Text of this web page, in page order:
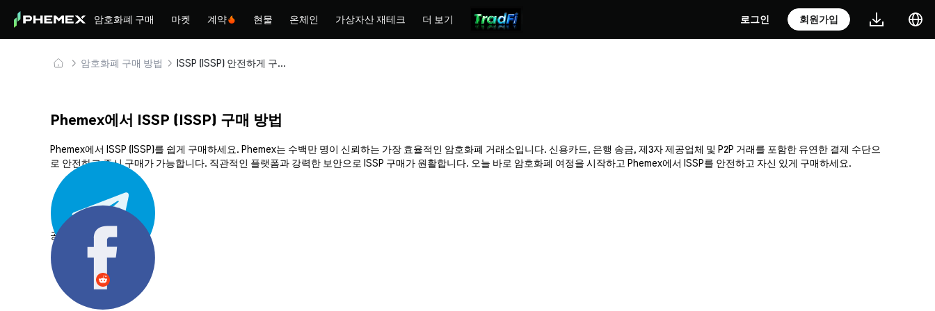
암호화폐 구매 마켓 계약 현물 온체인 가상자산 재테크 더 보기 로그인 회원가입
암호화폐 구매 방법 ISSP (ISSP) 안전하게 구매 및 보관
Phemex에서 ISSP (ISSP) 구매 방법
Phemex에서 ISSP (ISSP)를 쉽게 구매하세요. Phemex는 수백만 명이 신뢰하는 가장 효율적인 암호화폐 거래소입니다. 신용카드, 은행 송금, 제3자 제공업체 및 P2P 거래를 포함한 유연한 결제 수단으
로 안전하고 즉시 구매가 가능합니다. 직관적인 플랫폼과 강력한 보안으로 ISSP 구매가 원활합니다. 오늘 바로 암호화폐 여정을 시작하고 Phemex에서 ISSP를 안전하고 자신 있게 구매하세요.
공유하기: